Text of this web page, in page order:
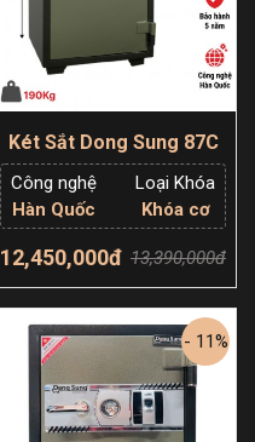
Két Sắt Dong Sung 87C
Công nghệ
Hàn Quốc
Loại Khóa
Khóa cơ
12,450,000đ 13,390,000đ
Thêm giỏ hàng
- 11%